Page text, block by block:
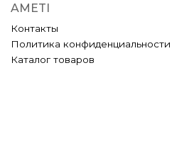
AMETI
Контакты
Политика конфиденциальности
Каталог товаров